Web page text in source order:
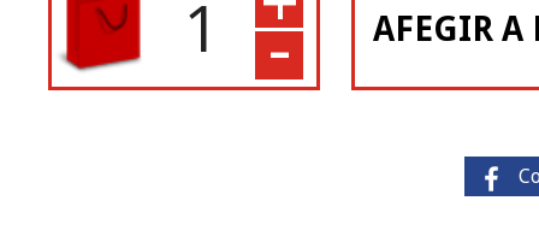
AFEGIR A
-